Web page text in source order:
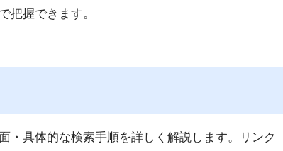
把握できます。
・具体的な検索手順を詳しく解説します。リンク